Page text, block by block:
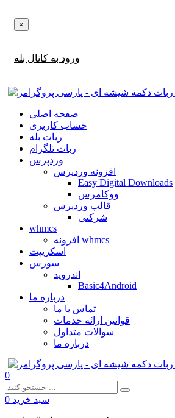
×
ورود به کانال بله
صفحه اصلی
حساب کاربری
ربات بله
ربات تلگرام
وردپرس
افزونه وردپرس
Easy Digital Downloads
ووکامرس
قالب وردپرس
شرکتی
whmcs
افزونه whmcs
اسکریپت
سورس
اندروید
Basic4Android
درباره ما
تماس با ما
قوانین ارائه خدمات
سوالات متداول
درباره ما
0
سبد خرید 0